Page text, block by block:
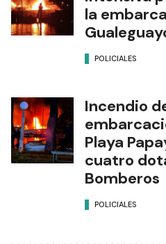
la
POLICIALES
Incendio
Playa
cuatro
Bomberos
POLICIALES